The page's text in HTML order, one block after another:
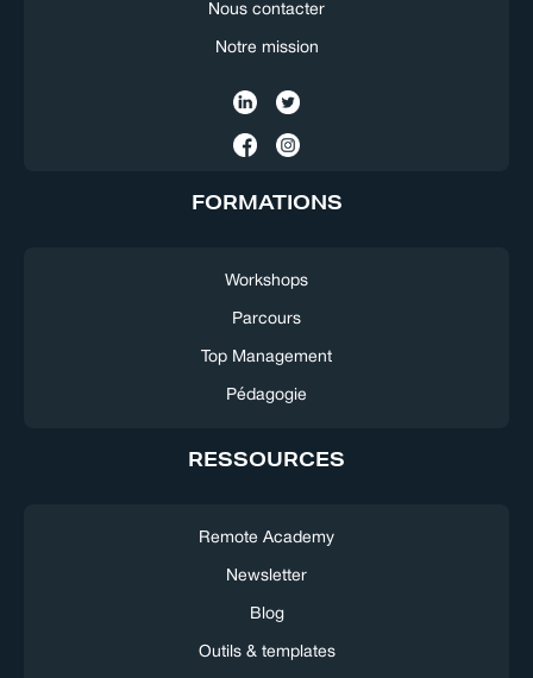
Nous contacter
Notre mission
FORMATIONS
Workshops
Parcours
Top Management
Pédagogie
RESSOURCES
Remote Academy
Newsletter
Blog
Outils & templates